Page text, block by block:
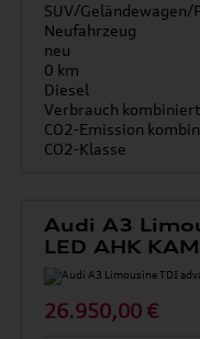
SUV/Geländewagen/
Neufahrzeug
neu
0 km
Diesel
Verbrauch
CO2-Emission
CO2-Klasse
Audi A3
LED AHK
26.950,00 €